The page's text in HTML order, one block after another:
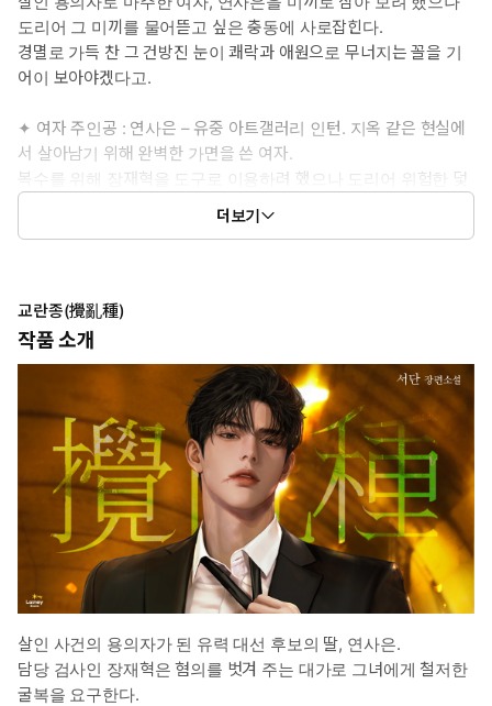
도리어 그 미끼를 물어뜯고 싶은 충동에 사로잡힌다.
경멸로 가득 찬 그 건방진 눈이 쾌락과 애원으로 무너지는 꼴을 기
어이 보아야겠다고.
✦ 여자 주인공 : 연사은 – 유중 아트갤러리 인턴. 지옥 같은 현실에
서 살아남기 위해 완벽한 가면을 쓴 여자.
복수를 위해 장재혁을 도구로 이용하려 했으나 도리어 위험한 덫
결코 휘말리지 않을 생각이다. 그가 원하는 대로 말 잘 듣는 착한
✦ 이럴 때 보세요 : 서로를 경멸하면서도 탐하고, 증오하면서도 매달
리는 끈적하고 질척한 혐관 로맨스가 보고 싶을 때.
✦ 공감 글귀 : “지금 네가 나한테 싫단 말이나 지껄일 입장이 아니
라는 거예요, 공주님.”
더보기
교란종(攪亂種)
작품 소개
살인 사건의 용의자가 된 유력 대선 후보의 딸, 연사은.
담당 검사인 장재혁은 혐의를 벗겨 주는 대가로 그녀에게 철저한
굴복을 요구한다.